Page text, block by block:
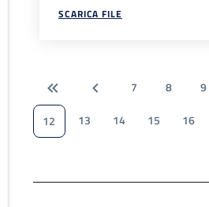
SCARICA FILE
7 8 9
12
13 14 15 16